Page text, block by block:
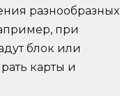
разнообразных
при
блок или
карты и